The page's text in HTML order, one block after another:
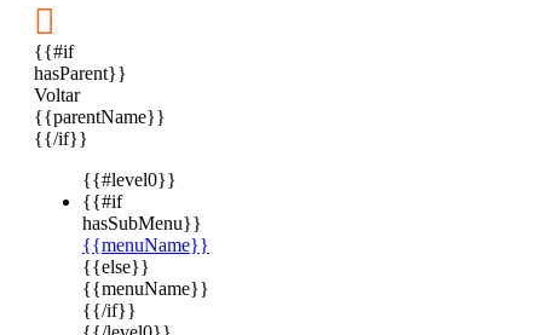

{{#if
hasParent}}
Voltar
{{parentName}}
{{/if}}
{{#level0}}
{{#if
hasSubMenu}}
{{menuName}}
{{else}}
{{menuName}}
{{/if}}